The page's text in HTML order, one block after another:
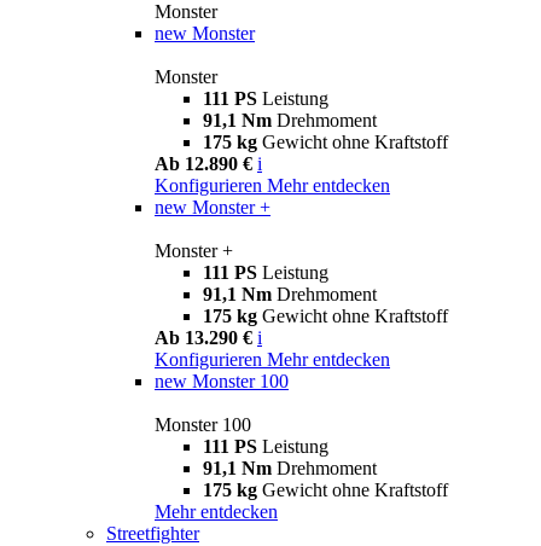
Monster
new Monster
Monster
111 PS Leistung
91,1 Nm Drehmoment
175 kg Gewicht ohne Kraftstoff
Ab 12.890 € i
Konfigurieren Mehr entdecken
new Monster +
Monster +
111 PS Leistung
91,1 Nm Drehmoment
175 kg Gewicht ohne Kraftstoff
Ab 13.290 € i
Konfigurieren Mehr entdecken
new Monster 100
Monster 100
111 PS Leistung
91,1 Nm Drehmoment
175 kg Gewicht ohne Kraftstoff
Mehr entdecken
Streetfighter